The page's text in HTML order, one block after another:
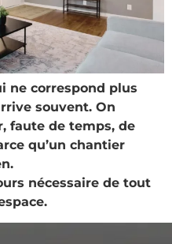
ne correspond plus
souvent. On
faute de temps, de
qu’un chantier
nécessaire de tout